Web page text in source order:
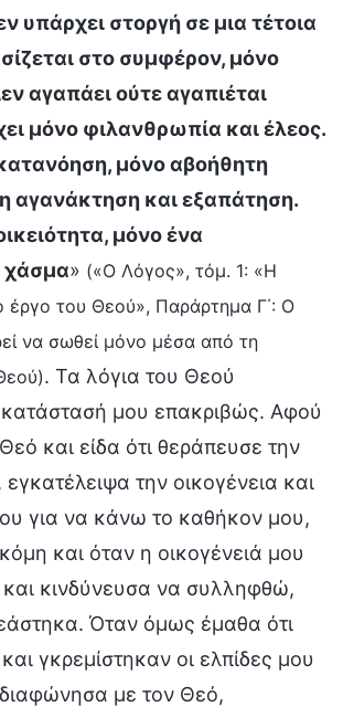
υπάρχει στοργή σε μια τέτοια
στο συμφέρον, μόνο
αγαπάει ούτε αγαπιέται
μόνο φιλανθρωπία και έλεος.
μόνο αβοήθητη
αγανάκτηση και εξαπάτηση.
μόνο ένα
χάσμα» («Ο Λόγος», τόμ. 1: «Η
έργο του Θεού», Παράρτημα Γ΄: Ο
να σωθεί μόνο μέσα από τη
. Τα λόγια του Θεού
μου επακριβώς. Αφού
και είδα ότι θεράπευσε την
την οικογένεια και
για να κάνω το καθήκον μου,
και όταν η οικογένειά μου
κινδύνευσα να συλληφθώ,
Όταν όμως έμαθα ότι
γκρεμίστηκαν οι ελπίδες μου
διαφώνησα με τον Θεό,